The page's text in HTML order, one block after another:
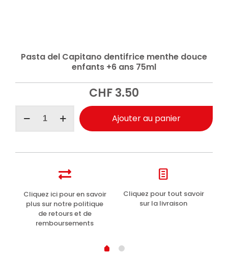
Pasta del Capitano dentifrice menthe douce
enfants +6 ans 75ml
CHF3.50
ans
Ajouter au panier
Cliquez ici pour en savoir
plus sur notre politique
de retours et de
remboursements
Cliquez pour tout savoir
sur la livraison